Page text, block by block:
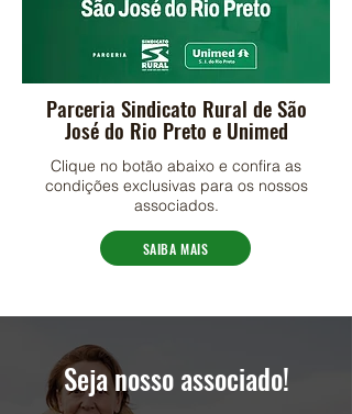
Parceria Sindicato Rural de São
José do Rio Preto e Unimed
Clique no botão abaixo e confira as
condições exclusivas para os nossos
associados.
SAIBA MAIS
Seja nosso associado!